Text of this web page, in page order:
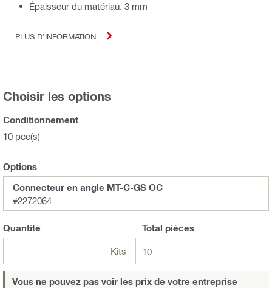
Épaisseur du matériau: 3 mm
PLUS D'INFORMATION
Choisir les options
Conditionnement
10 pce(s)
Options
Connecteur en angle MT-C-GS OC
#2272064
Quantité
Kits
Total pièces
10
Vous ne pouvez pas voir les prix de votre entreprise